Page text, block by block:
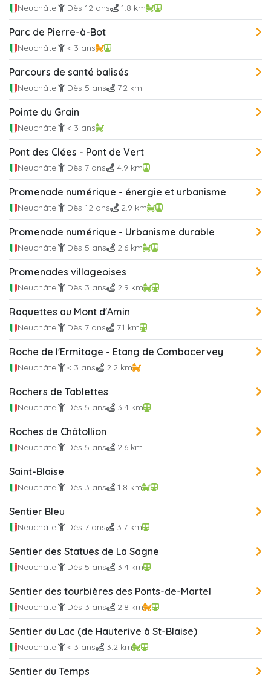
Neuchâtel Dès 12 ans 1.8 km
Parc de Pierre-à-Bot
Neuchâtel < 3 ans
Parcours de santé balisés
Neuchâtel Dès 5 ans 7.2 km
Pointe du Grain
Neuchâtel < 3 ans
Pont des Clées - Pont de Vert
Neuchâtel Dès 7 ans 4.9 km
Promenade numérique - énergie et urbanisme
Neuchâtel Dès 12 ans 2.9 km
Promenade numérique - Urbanisme durable
Neuchâtel Dès 5 ans 2.6 km
Promenades villageoises
Neuchâtel Dès 3 ans 2.9 km
Raquettes au Mont d'Amin
Neuchâtel Dès 7 ans 7.1 km
Roche de l'Ermitage - Etang de Combacervey
Neuchâtel < 3 ans 2.2 km
Rochers de Tablettes
Neuchâtel Dès 5 ans 3.4 km
Roches de Châtollion
Neuchâtel Dès 5 ans 2.6 km
Saint-Blaise
Neuchâtel Dès 3 ans 1.8 km
Sentier Bleu
Neuchâtel Dès 7 ans 3.7 km
Sentier des Statues de La Sagne
Neuchâtel Dès 5 ans 3.4 km
Sentier des tourbières des Ponts-de-Martel
Neuchâtel Dès 3 ans 2.8 km
Sentier du Lac (de Hauterive à St-Blaise)
Neuchâtel < 3 ans 3.2 km
Sentier du Temps